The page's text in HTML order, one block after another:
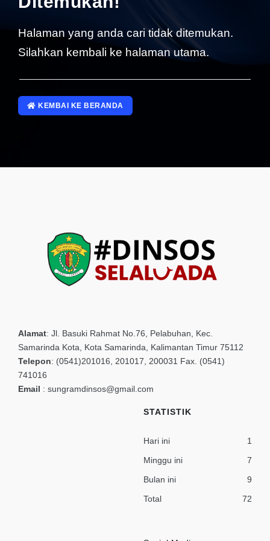
Halaman yang anda cari tidak ditemukan.
Silahkan kembali ke halaman utama.
KEMBAI KE BERANDA
Alamat: Jl. Basuki Rahmat No.76, Pelabuhan, Kec.
Samarinda Kota, Kota Samarinda, Kalimantan Timur 75112
Telepon: (0541)201016, 201017, 200031 Fax. (0541)
741016
Email : sungramdinsos@gmail.com
STATISTIK
Hari ini
1
Minggu ini
7
Bulan ini
9
Total
72